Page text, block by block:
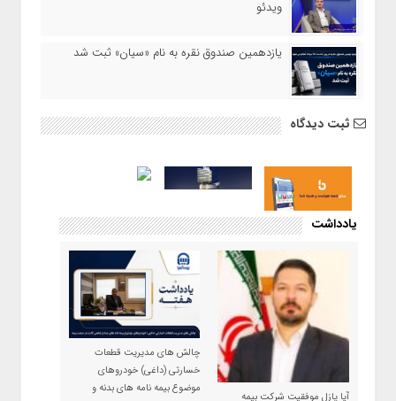
ویدئو
یازدهمین صندوق نقره به نام «سیان» ثبت شد
ثبت دیدگاه
یادداشت
آیا پازل موفقیت شرکت بیمه
چالش های مدیریت قطعات
خسارتی (داغی) خودروهای
موضوع بیمه نامه های بدنه و